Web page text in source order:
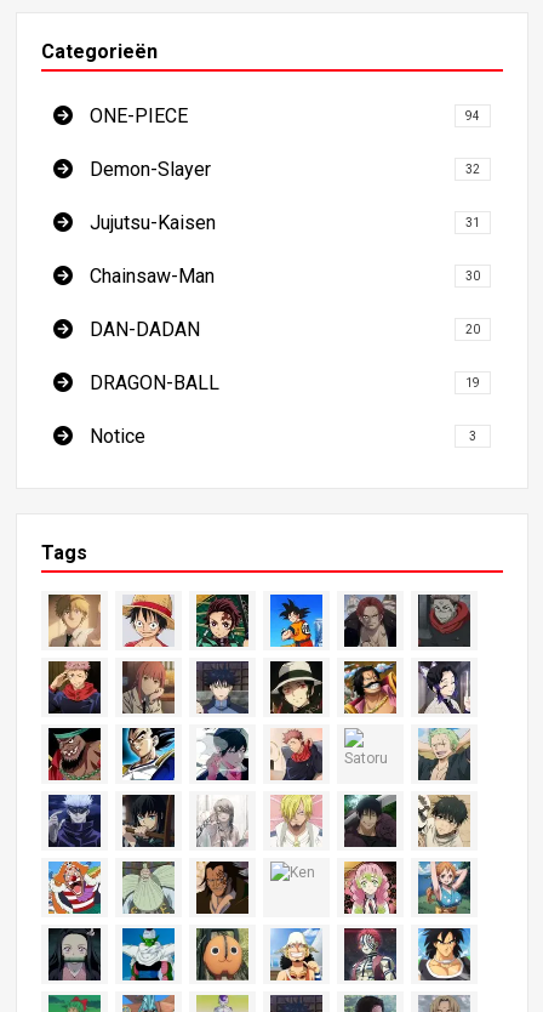
Categorieën
ONE-PIECE 94
Demon-Slayer 32
Jujutsu-Kaisen 31
Chainsaw-Man 30
DAN-DADAN 20
DRAGON-BALL 19
Notice 3
Tags